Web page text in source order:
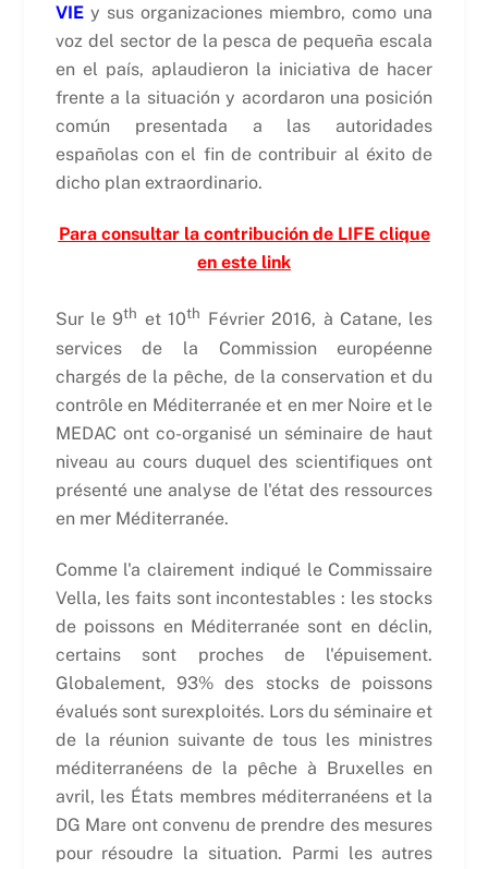
VIEy sus organizaciones miembro, como una
voz del sector de la pesca de pequeña escala
en el país, aplaudieron la iniciativa de hacer
frente a la situación y acordaron una posición
común presentada a las autoridades
españolas con el fin de contribuir al éxito de
dicho plan extraordinario.
Para consultar la contribución de LIFE clique
en este link
Sur le 9th et 10th Février 2016, à Catane, les
services de la Commission européenne
chargés de la pêche, de la conservation et du
contrôle en Méditerranée et en mer Noire et le
MEDAC ont co-organisé un séminaire de haut
niveau au cours duquel des scientifiques ont
présenté une analyse de l'état des ressources
en mer Méditerranée.
Comme l'a clairement indiqué le Commissaire
Vella, les faits sont incontestables : les stocks
de poissons en Méditerranée sont en déclin,
certains sont proches de l'épuisement.
Globalement, 93% des stocks de poissons
évalués sont surexploités. Lors du séminaire et
de la réunion suivante de tous les ministres
méditerranéens de la pêche à Bruxelles en
avril, les États membres méditerranéens et la
DG Mare ont convenu de prendre des mesures
pour résoudre la situation. Parmi les autres